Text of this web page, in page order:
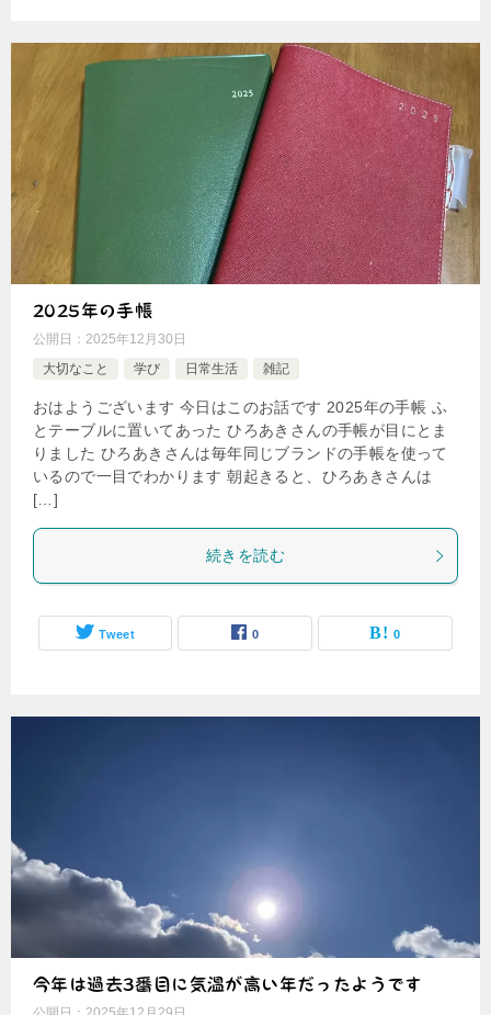
2025年の手帳
公開日： 2025年12月30日
大切なこと
学び 日常生活 雑記
おはようございます 今日はこのお話です 2025年の手帳 ふ
とテーブルに置いてあった ひろあきさんの手帳が目にとま
りました ひろあきさんは毎年同じブランドの手帳を使って
いるので一目でわかります 朝起きると、ひろあきさんは
[…]
続きを読む
Tweet 0 0
今年は過去3番目に気温が高い年だったようです